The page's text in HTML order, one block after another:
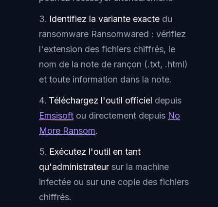
Identifiez la variante exacte du
ransomware Ransomwared : vérifiez
l'extension des fichiers chiffrés, le
nom de la note de rançon (.txt, .html)
et toute information dans la note.
Téléchargez l'outil officiel depuis
Emsisoft ou directement depuis No
More Ransom.
Exécutez l'outil en tant
qu'administrateur sur la machine
infectée ou sur une copie des fichiers
chiffrés.